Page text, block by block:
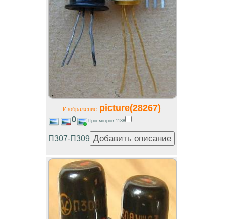
Изображениеpicture(28267)
0 Просмотров 1138
П307-П309